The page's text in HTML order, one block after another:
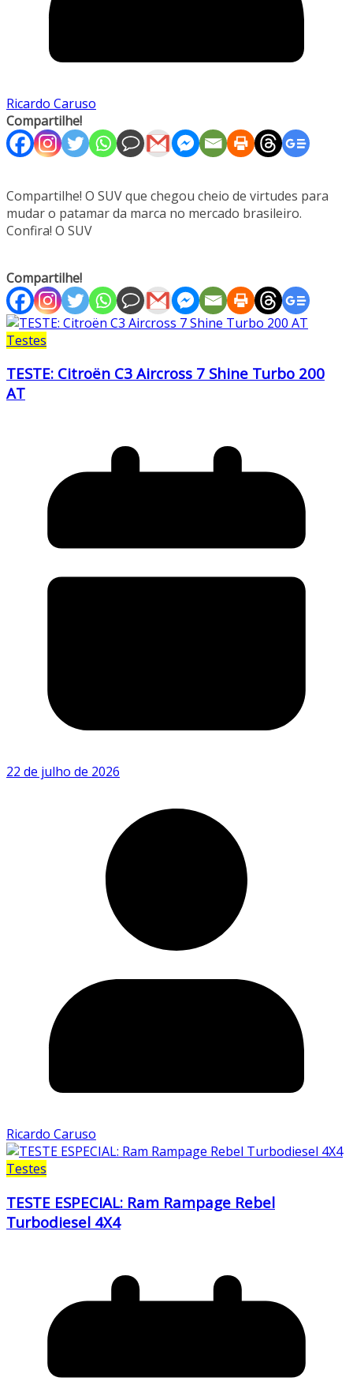
Ricardo Caruso
Compartilhe!
Compartilhe! O SUV que chegou cheio de virtudes para
mudar o patamar da marca no mercado brasileiro.
Confira! O SUV
Compartilhe!
Testes
TESTE: Citroën C3 Aircross 7 Shine Turbo 200
AT
22 de julho de 2026
Ricardo Caruso
Testes
TESTE ESPECIAL: Ram Rampage Rebel
Turbodiesel 4X4